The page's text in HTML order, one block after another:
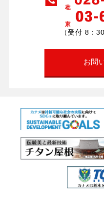
（受付 8：
お問